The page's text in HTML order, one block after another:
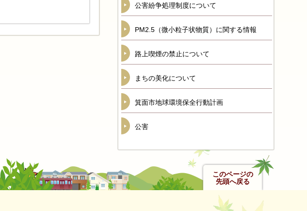
公害紛争処理制度について
PM2.5（微小粒子状物質）に関する情報
路上喫煙の禁止について
まちの美化について
箕面市地球環境保全行動計画
公害
このページの
先頭へ戻る